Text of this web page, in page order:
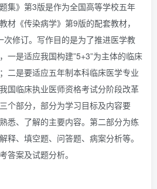
集》第3版是作为全国高等学校五年
材《传染病学》第9版的配套教材，
修订。写作目的是为了推进医学教
一是适应我国构建”5+3”为主体的临床
二是要适应五年制本科临床医学专业
国临床执业医师资格考试分阶段改革
个部分，部分为学习目标及内容要
悉、了解的主要内容。第二部分为练
释、填空题、问答题、病案分析等。
答案及试题分析。